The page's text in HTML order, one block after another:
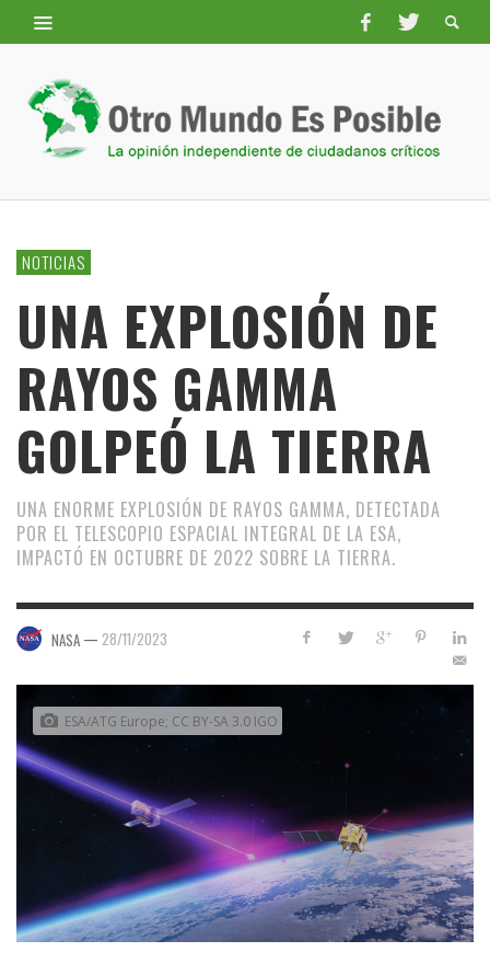
NOTICIAS
UNA EXPLOSIÓN DE
RAYOS GAMMA
GOLPEÓ LA TIERRA
UNA ENORME EXPLOSIÓN DE RAYOS GAMMA, DETECTADA
POR EL TELESCOPIO ESPACIAL INTEGRAL DE LA ESA,
IMPACTÓ EN OCTUBRE DE 2022 SOBRE LA TIERRA.
NASA — 28/11/2023
ESA/ATG Europe; CC BY-SA 3.0 IGO